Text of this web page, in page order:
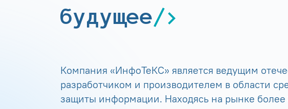
будущее
Компания «ИнфоТеКС» является ведущим
разработчиком и производителем в области
защиты информации. Находясь на рынке более